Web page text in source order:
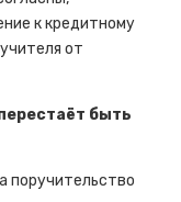
к кредитному
от
быть
поручительство